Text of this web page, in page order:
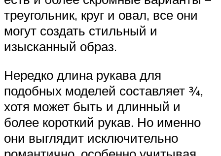
треугольник, круг и овал, все они
могут создать стильный и
изысканный образ.
Нередко длина рукава для
подобных моделей составляет ¾,
хотя может быть и длинный и
более короткий рукав. Но именно
они выглядит исключительно